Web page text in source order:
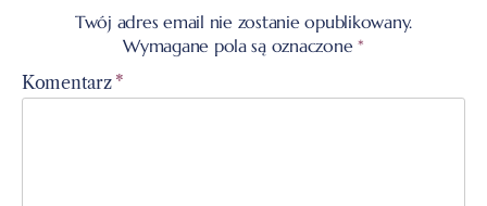
Twój adres email nie zostanie opublikowany.
Wymagane pola są oznaczone*
Komentarz *